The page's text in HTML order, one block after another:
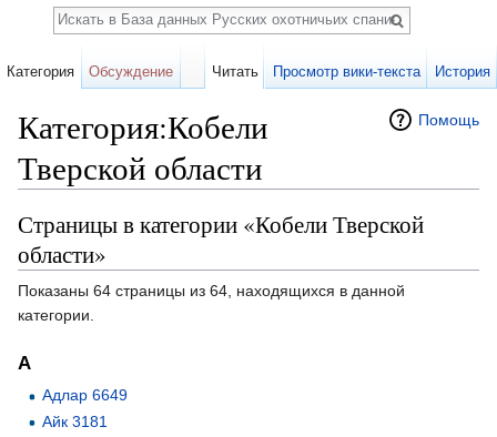
Помощь
Категория:Кобели
Тверской области
Страницы в категории «Кобели Тверской
области»
Показаны 64 страницы из 64, находящихся в данной
категории.
А
Адлар 6649
Айк 3181
Категория Обсуждение Читать Просмотр вики-текста История
Поиск